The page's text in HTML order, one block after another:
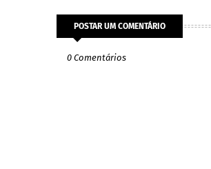
POSTAR UM COMENTÁRIO
0 Comentários